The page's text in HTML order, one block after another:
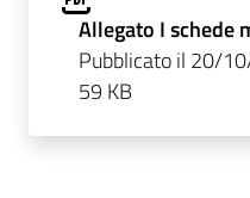
Allegato I schede
Pubblicato il 20/
59 KB